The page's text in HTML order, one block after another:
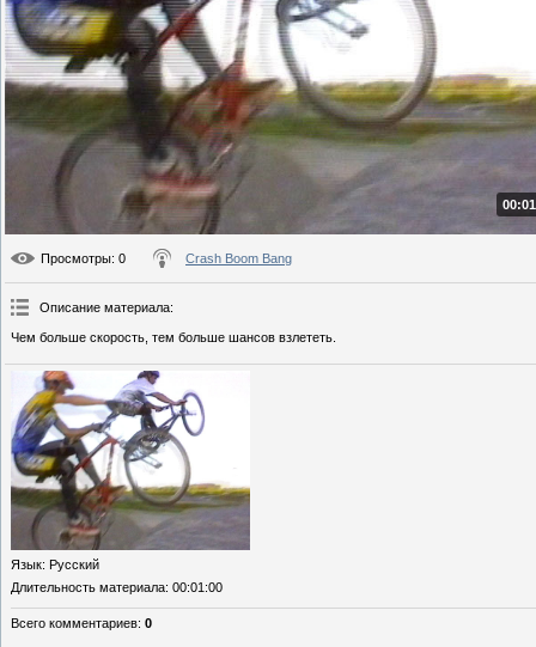
Просмотры: 0 Crash Boom Bang
Описание материала:
Чем больше скорость, тем больше шансов взлететь.
Язык: Русский
Длительность материала: 00:01:00
Всего комментариев: 0